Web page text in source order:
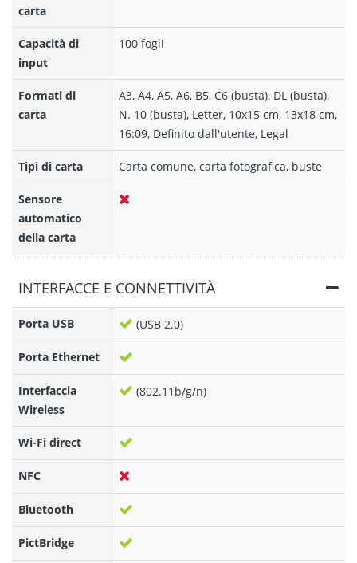
carta
Capacità di
input
100 fogli
Formati di
carta
A3, A4, A5, A6, B5, C6 (busta), DL (busta),
N. 10 (busta), Letter, 10x15 cm, 13x18 cm,
16:09, Definito dall'utente, Legal
Tipi di carta Carta comune, carta fotografica, buste
Sensore
automatico
della carta
INTERFACCE E CONNETTIVITÀ
Porta USB (USB 2.0)
Porta Ethernet
Interfaccia
Wireless
(802.11b/g/n)
Wi-Fi direct
NFC
Bluetooth
PictBridge